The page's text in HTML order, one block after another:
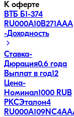
К оферте
ВТБ Б1-374
RU000A10B271AAA
-Доходность
Ставка-
Дюрация0.6 года
Выплат в год12
Цена-
Номинал1000 RUB
РКСЭталон4
RU000A109NC4